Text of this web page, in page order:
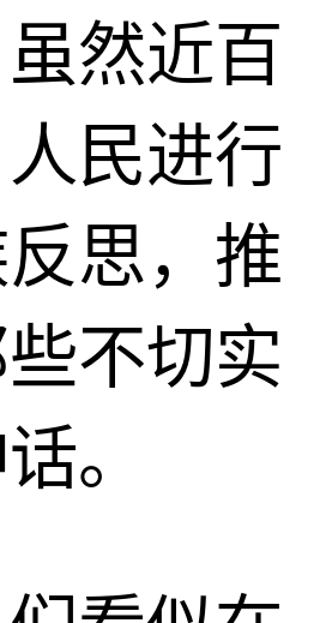
然近百
民进行
思，推
不切实
。